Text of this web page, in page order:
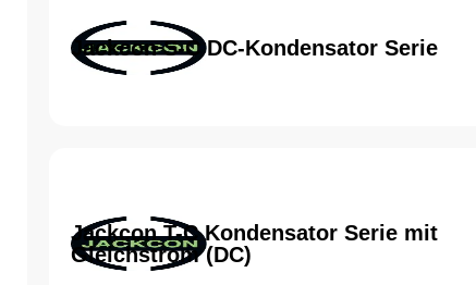
Jackcon S-C DC-Kondensator Serie
Jackcon T-C Kondensator Serie mit
Gleichstrom (DC)